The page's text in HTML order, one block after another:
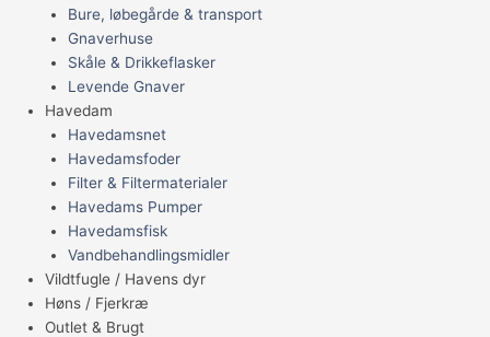
Bure, løbegårde & transport
Gnaverhuse
Skåle & Drikkeflasker
Levende Gnaver
Havedam
Havedamsnet
Havedamsfoder
Filter & Filtermaterialer
Havedams Pumper
Havedamsfisk
Vandbehandlingsmidler
Vildtfugle / Havens dyr
Høns / Fjerkræ
Outlet & Brugt